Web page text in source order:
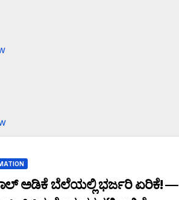
ಅಡಿಕೆ ಬೆಲೆಯಲ್ಲಿ ಭರ್ಜರಿ ಏರಿಕೆ! —